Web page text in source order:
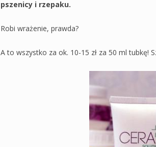
pszenicy i rzepaku.
Robi wrażenie, prawda?
A to wszystko za ok. 10-15 zł za 50 ml tubkę!